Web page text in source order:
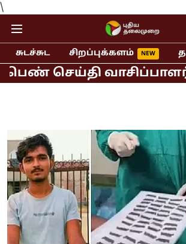
\
சுடச்சுட சிறப்புக்களம்
வாசிப்பாளர்